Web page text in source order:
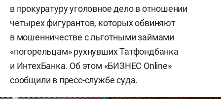
в прокуратуру уголовное дело в отношении
четырех фигурантов, которых обвиняют
в мошенничестве с льготными займами
«погорельцам» рухнувших Татфондбанка
и ИнтехБанка. Об этом «БИЗНЕС Online»
сообщили в пресс-службе суда.